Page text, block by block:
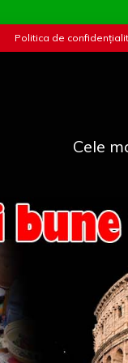
Politica de
Cele